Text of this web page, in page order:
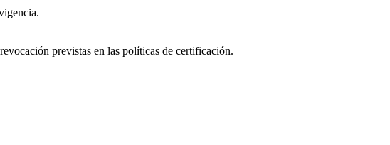
previstas en las políticas de certificación.